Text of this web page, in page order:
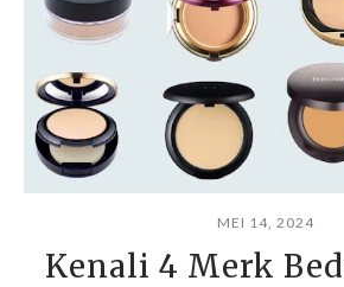
MEI 14, 2024
Kenali 4 Merk